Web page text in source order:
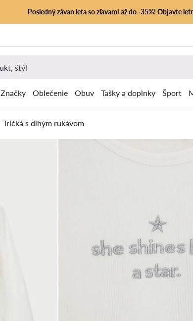
Posledný závan leta so zľavami až do -35%! Objavte
Značky Oblečenie Obuv Tašky a doplnky Šport
Tričká s dlhým rukávom